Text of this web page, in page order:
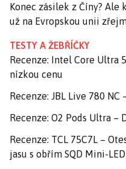
Konec zásilek z Číny? Ale
už na Evropskou unii
TESTY A ŽEBŘÍČKY
Recenze: Intel Core Ultra
nízkou cenu
Recenze: JBL Live 780
Recenze: O2 Pods Ultra –
Recenze: TCL 75C7L –
jasu s obřím SQD Mini-